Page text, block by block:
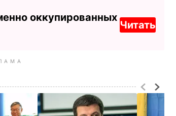
оккупированных
Читать